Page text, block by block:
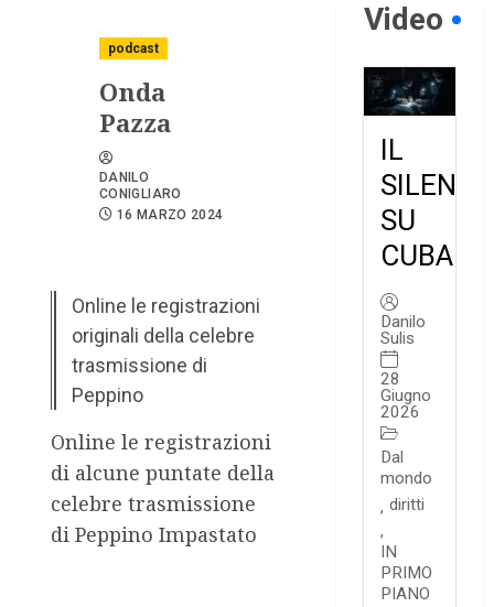
podcast
Onda
Pazza
DANILO
CONIGLIARO
16 MARZO 2024
Online le registrazioni
originali della celebre
trasmissione di
Peppino
Online le registrazioni
di alcune puntate della
celebre trasmissione
di Peppino Impastato
Video
IL
SU
CUBA
Danilo
Sulis
28
Giugno
2026
Dal
mondo
, diritti
,
IN
PRIMO
PIANO